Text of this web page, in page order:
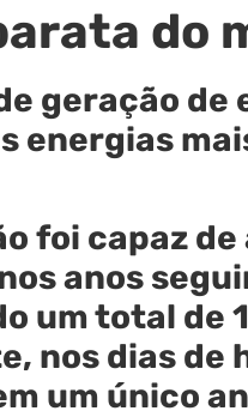
do
geração de
energias
foi capaz
anos
um total de
nos dias de
um único